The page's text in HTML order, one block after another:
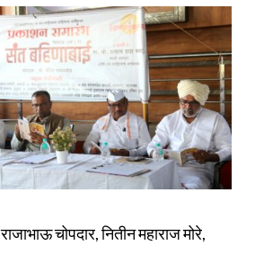
चोपदार, नितीन महाराज मोरे,